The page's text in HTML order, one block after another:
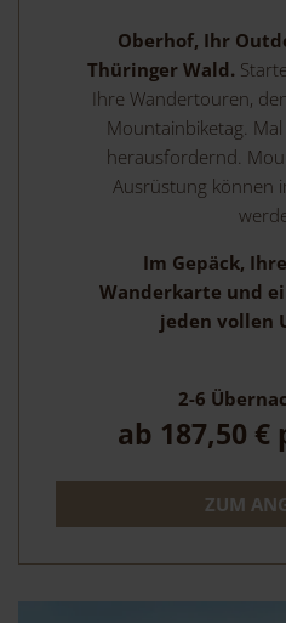
Oberhof, Ihr
Thüringer Wald.
Ihre Wandertouren,
Mountainbiketag.
herausfordernd.
Ausrüstung können
Im Gepäck,
Wanderkarte und
jeden vollen
2-6
ab 187,50 €
ZUM